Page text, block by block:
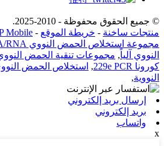
© جميع الحقوق محفوظة - 2010-2025.
منتجات ساخنة - خريطة الموقع -
Mobile
مجموعة استخلاص الحمض النووي DNA/RNA
النووي آلياً, مجموعات تنقية الحمض
كورونا 229e PCR
, استخلاص الحمض
النووية,
إرسال بريد إلكتروني
بريد إلكتروني
واتساب
x